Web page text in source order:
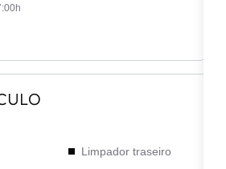
Limpador traseiro